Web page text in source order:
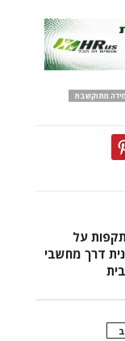
מתוקשבת
על
דרך מחשבי